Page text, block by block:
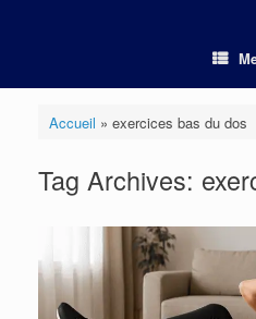
Accueil » exercices bas du dos
Tag Archives: